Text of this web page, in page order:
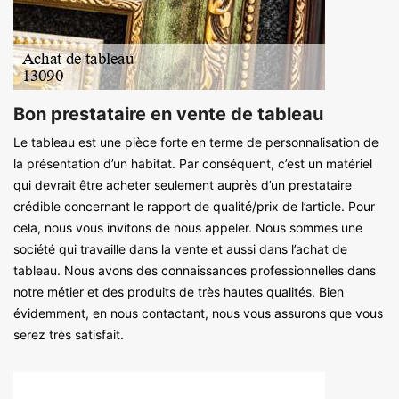
Bon prestataire en vente de tableau
Le tableau est une pièce forte en terme de personnalisation de
la présentation d’un habitat. Par conséquent, c’est un matériel
qui devrait être acheter seulement auprès d’un prestataire
crédible concernant le rapport de qualité/prix de l’article. Pour
cela, nous vous invitons de nous appeler. Nous sommes une
société qui travaille dans la vente et aussi dans l’achat de
tableau. Nous avons des connaissances professionnelles dans
notre métier et des produits de très hautes qualités. Bien
évidemment, en nous contactant, nous vous assurons que vous
serez très satisfait.